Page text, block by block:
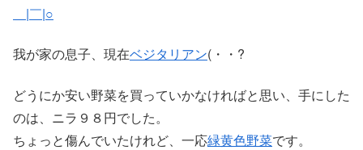
＿|￣|○
我が家の息子、現在ベジタリアン(・・?
どうにか安い野菜を買っていかなければと思い、手にした
のは、ニラ９８円でした。
ちょっと傷んでいたけれど、一応緑黄色野菜です。